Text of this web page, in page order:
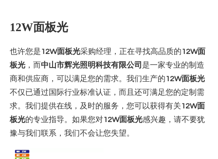
12W面板光
也许您是12W面板光采购经理，正在寻找高品质的12W面
板光 ，而中山市辉光照明科技有限公司 是一家专业的制造
商和供应商，可以满足您的需求。我们生产的12W面板光
不仅已通过国际行业标准认证，而且还可满足您的定制需
求。我们提供在线，及时的服务，您可以获得有关12W面
板光的专业指导。如果您对12W面板光感兴趣，请不要犹
豫与我们联系，我们不会让您失望。